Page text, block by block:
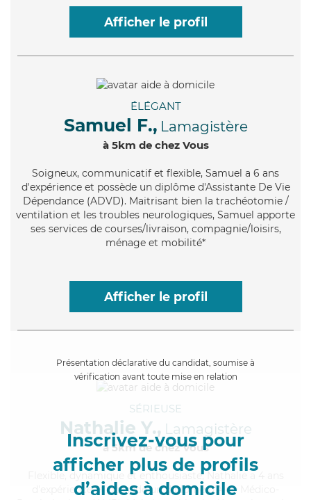
Afficher le profil
ÉLÉGANT
Samuel F., Lamagistère
à 5km de chez Vous
Soigneux, communicatif et flexible, Samuel a 6 ans
d'expérience et possède un diplôme d'Assistante De Vie
Dépendance (ADVD). Maitrisant bien la trachéotomie /
ventilation et les troubles neurologiques, Samuel apporte
ses services de courses/livraison, compagnie/loisirs,
ménage et mobilité*
Afficher le profil
Présentation déclarative du candidat, soumise à
vérification avant toute mise en relation
Inscrivez-vous pour
afficher plus de profils
d’aides à domicile
SÉRIEUSE
Nathalie Y., Lamagistère
à 5km de chez Vous
, dynamique et enthousiaste, Nathalie a 4 ans
d'expérience et possède un diplôme d'Aide Médico-